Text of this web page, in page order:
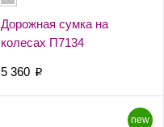
Дорожная сумка на
колесах П7134
5 360 p
new